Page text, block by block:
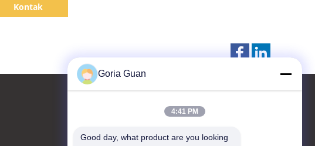
Kontak
Goria Guan
4:41 PM
Good day, what product are you looking